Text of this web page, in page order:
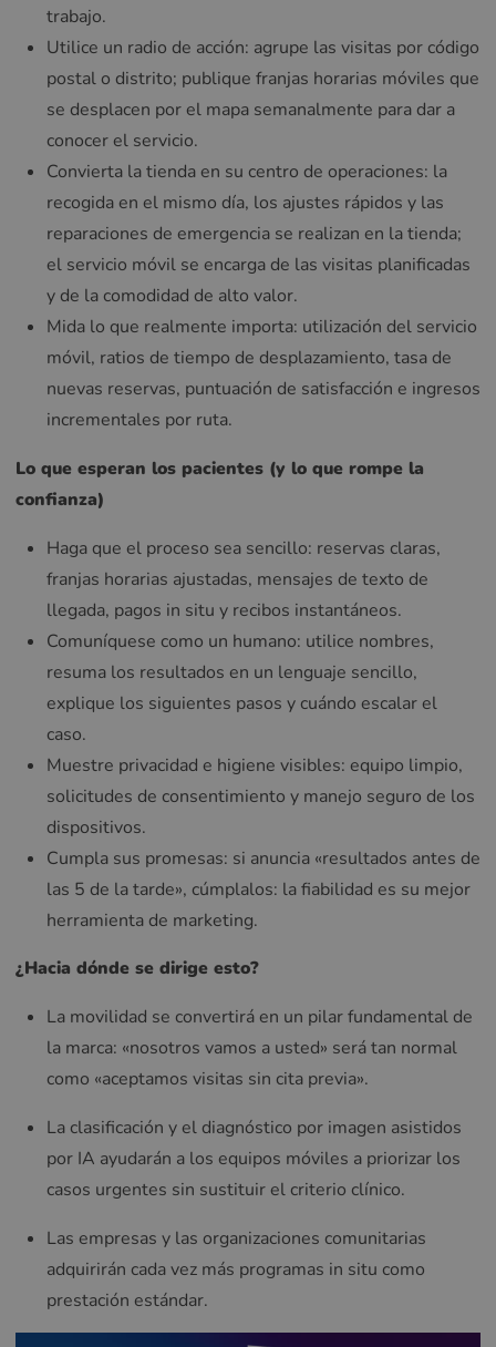
trabajo.
Utilice un radio de acción: agrupe las visitas por código
postal o distrito; publique franjas horarias móviles que
se desplacen por el mapa semanalmente para dar a
conocer el servicio.
Convierta la tienda en su centro de operaciones: la
recogida en el mismo día, los ajustes rápidos y las
reparaciones de emergencia se realizan en la tienda;
el servicio móvil se encarga de las visitas planificadas
y de la comodidad de alto valor.
Mida lo que realmente importa: utilización del servicio
móvil, ratios de tiempo de desplazamiento, tasa de
nuevas reservas, puntuación de satisfacción e ingresos
incrementales por ruta.
Lo que esperan los pacientes (y lo que rompe la
confianza)
Haga que el proceso sea sencillo: reservas claras,
franjas horarias ajustadas, mensajes de texto de
llegada, pagos in situ y recibos instantáneos.
Comuníquese como un humano: utilice nombres,
resuma los resultados en un lenguaje sencillo,
explique los siguientes pasos y cuándo escalar el
caso.
Muestre privacidad e higiene visibles: equipo limpio,
solicitudes de consentimiento y manejo seguro de los
dispositivos.
Cumpla sus promesas: si anuncia «resultados antes de
las 5 de la tarde», cúmplalos: la fiabilidad es su mejor
herramienta de marketing.
¿Hacia dónde se dirige esto?
La movilidad se convertirá en un pilar fundamental de
la marca: «nosotros vamos a usted» será tan normal
como «aceptamos visitas sin cita previa».
La clasificación y el diagnóstico por imagen asistidos
por IA ayudarán a los equipos móviles a priorizar los
casos urgentes sin sustituir el criterio clínico.
Las empresas y las organizaciones comunitarias
adquirirán cada vez más programas in situ como
prestación estándar.